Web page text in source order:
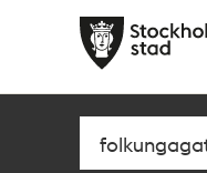
navigationen
huvudinnehållet
Sök